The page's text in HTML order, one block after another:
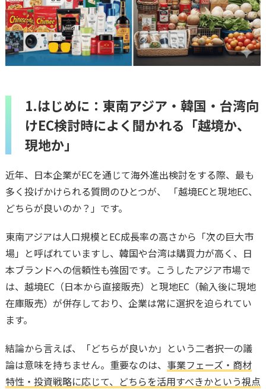
1.はじめに：東南アジア・韓国・台湾向
けEC検討時によく聞かれる「越境か、
現地か」
近年、日本企業がECを通じて海外進出検討をする際、最も
多く投げかけられる質問のひとつが、 「越境ECと現地EC、
どちらが良いのか？」です。
東南アジアは人口規模とEC成長率の高さから「次の巨大市
場」と呼ばれていますし、韓国や台湾は購買力が高く、日
本ブランドへの信頼性も強固です。こうしたアジア市場で
は、越境EC（日本から直接販売）と現地EC（輸入後に現地
在庫販売）が併存しており、企業は常に選択を迫られてい
ます。
結論から言えば、「どちらが良いか」という二者択一の議
論は意味を持ちません。重要なのは、 事業フェーズ・商材
特性・投資戦略に応じて、どちらを活用すべきかという視点